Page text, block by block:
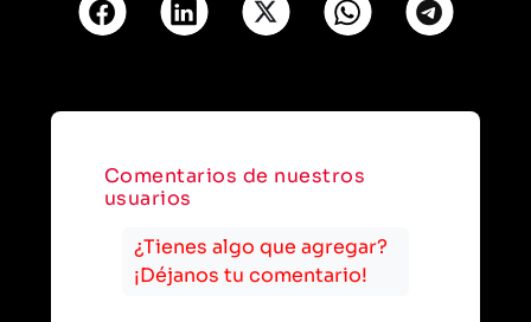
Comentarios de nuestros
usuarios
¿Tienes algo que agregar?
¡Déjanos tu comentario!